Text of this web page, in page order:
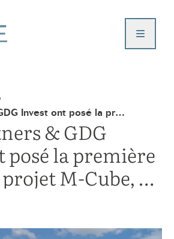
Invest ont posé la pr…
& GDG
posé la première
M-Cube, à